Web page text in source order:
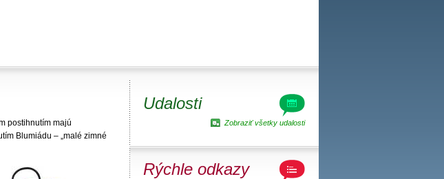
postihnutím majú
Blumiádu – „malé zimné
Udalosti
Zobraziť všetky udalosti
Rýchle odkazy